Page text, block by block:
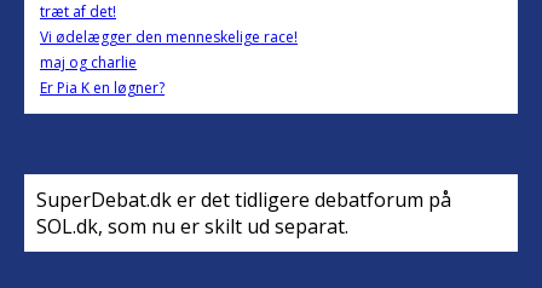
træt af det!
Vi ødelægger den menneskelige race!
maj og charlie
Er Pia K en løgner?
SuperDebat.dk er det tidligere debatforum på
SOL.dk, som nu er skilt ud separat.